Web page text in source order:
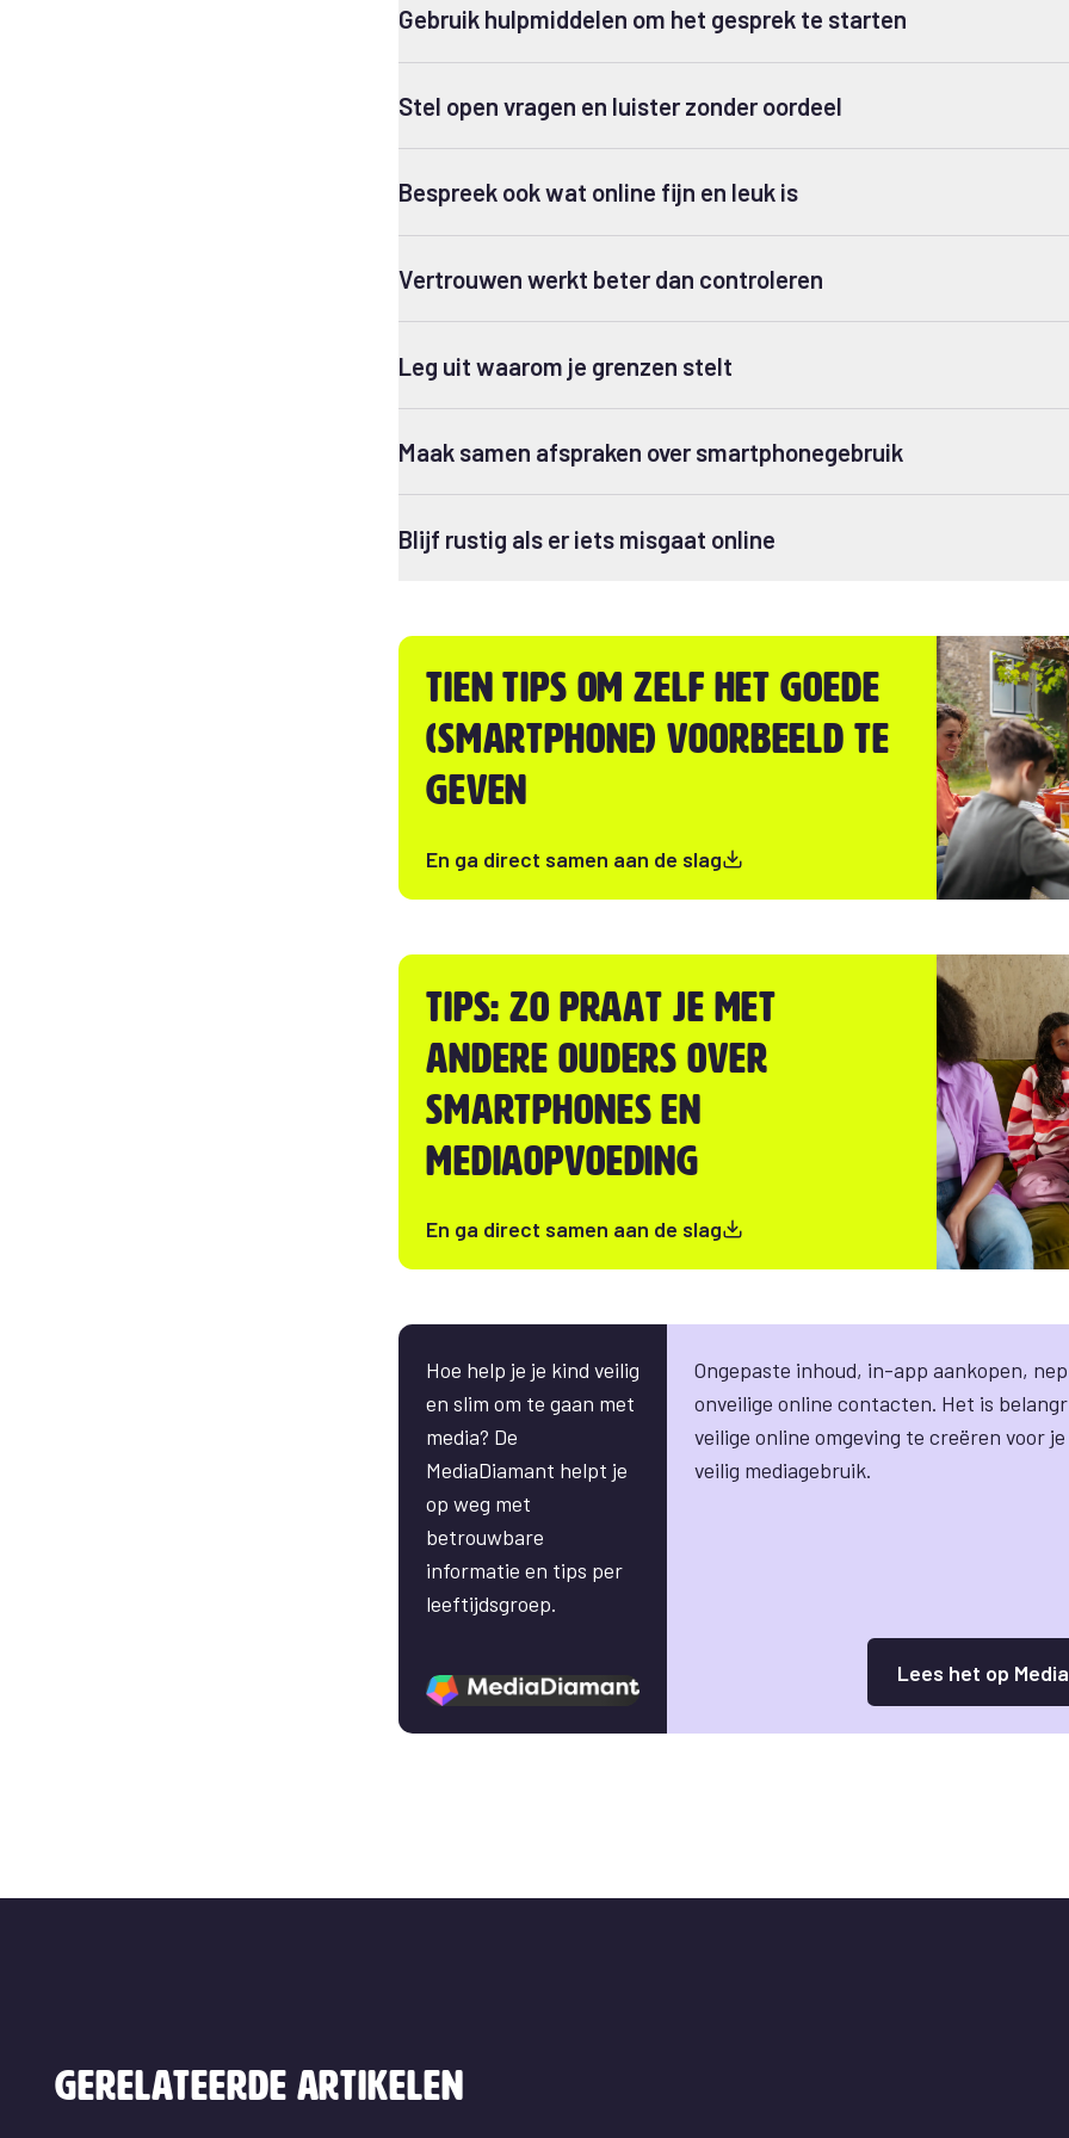
Gebruik hulpmiddelen om het gesprek te starten
Stel open vragen en luister zonder oordeel
Bespreek ook wat online fijn en leuk is
Vertrouwen werkt beter dan controleren
Leg uit waarom je grenzen stelt
Maak samen afspraken over smartphonegebruik
Blijf rustig als er iets misgaat online
Tien tips om zelf het goede
(smartphone) voorbeeld te
geven
En ga direct samen aan de slag
Tips: zo praat je met
andere ouders over
smartphones en
mediaopvoeding
En ga direct samen aan de slag
Hoe help je je kind veilig
en slim om te gaan met
media? De
MediaDiamant helpt je
op weg met
betrouwbare
informatie en tips per
leeftijdsgroep.
Ongepaste inhoud, in-app aankopen,
onveilige online contacten. Het is
veilige online omgeving te creëren voor
veilig mediagebruik.
Lees het op
Gerelateerde artikelen